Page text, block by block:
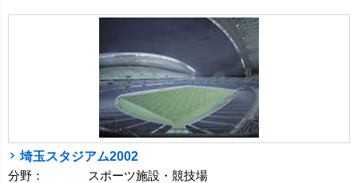
埼玉スタジアム2002
分野：
スポーツ施設・競技場